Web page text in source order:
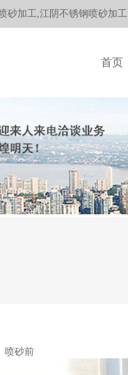
砂加工,江阴不锈钢喷砂加工
首页
砂前